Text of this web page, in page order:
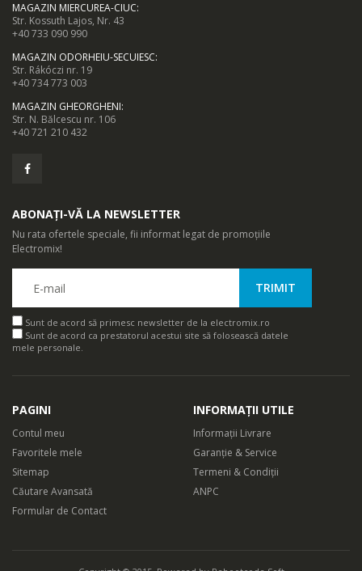
-33%
Masina de tocat
carne NobeLTek
...
199,00 Lei
MAGAZIN MIERCUREA-CIUC:
Str. Kossuth Lajos, Nr. 43
+40 733 090 990
MAGAZIN ODORHEIU-SECUIESC:
Str. Rákóczi nr. 19
+40 734 773 003
MAGAZIN GHEORGHENI:
Str. N. Bălcescu nr. 106
+40 721 210 432
ABONAȚI-VĂ LA NEWSLETTER
Nu rata ofertele speciale, fii informat legat de promoțiile
Electromix!
Sunt de acord să primesc newsletter de la electromix.ro
Sunt de acord ca prestatorul acestui site să folosească datele
mele personale.
PAGINI
Contul meu
Favoritele mele
Sitemap
Căutare Avansată
Formular de Contact
INFORMAȚII UTILE
Informații Livrare
Garanție & Service
Termeni & Condiții
ANPC